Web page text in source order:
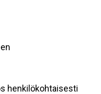
henkilökohtaisesti